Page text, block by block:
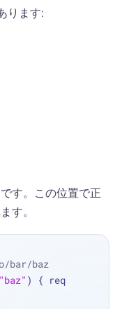
ります:
す。この位置で正
す。
bar/baz
"baz"